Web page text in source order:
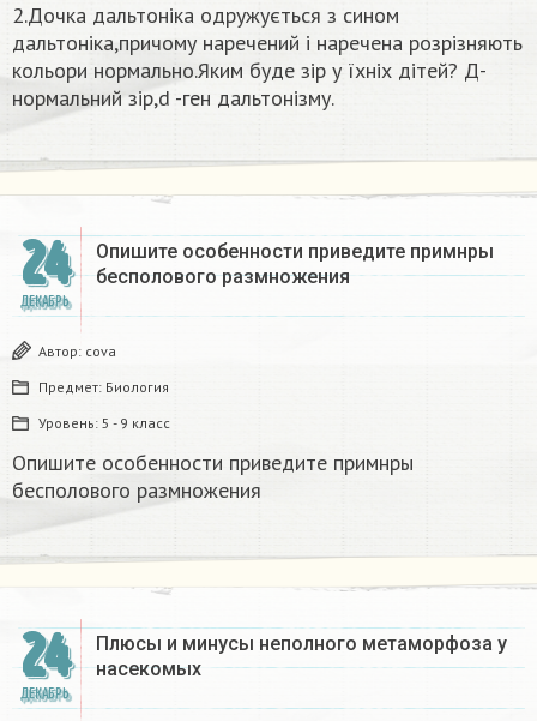
2.Дочка дальтоніка одружується з сином
дальтоніка,причому наречений і наречена розрізняють
кольори нормально.Яким буде зір у їхніх дітей? Д-
нормальний зір,d -ген дальтонізму.
24
ДЕКАБРЬ
Опишите особенности приведите примнры
бесполового размножения
Автор: covа
Предмет: Биология
Уровень: 5 - 9 класс
Опишите особенности приведите примнры
бесполового размножения
24
ДЕКАБРЬ
Плюсы и минусы неполного метаморфоза у
насекомых​